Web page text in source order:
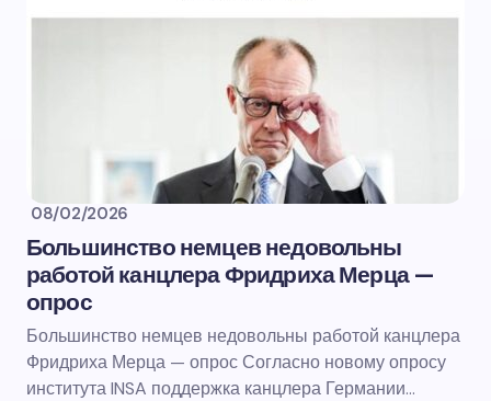
08/02/2026
Большинство немцев недовольны
работой канцлера Фридриха Мерца —
опрос
Большинство немцев недовольны работой канцлера
Фридриха Мерца — опрос Согласно новому опросу
института INSA поддержка канцлера Германии…